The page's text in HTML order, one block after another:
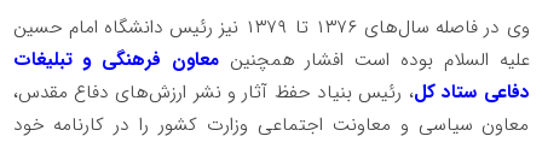
وی در فاصله سال‌های ۱۳۷۶ تا ۱۳۷۹ نیز رئیس دانشگاه امام حسین
علیه السلام بوده است افشار همچنینمعاون فرهنگی و تبلیغات
دفاعی ستاد کل، رئیس بنیاد حفظ آثار و نشر ارزش‌های دفاع مقدس،
معاون سیاسی و معاونت اجتماعی وزارت کشور را در کارنامه خود